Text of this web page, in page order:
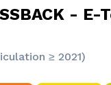
-
≥ 2021)